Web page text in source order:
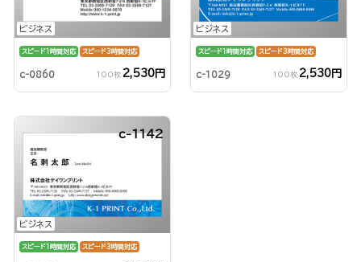
ビジネス
スピード1時間対応 スピード3時間対応
c-0860 100枚 2,530円
ビジネス
スピード1時間対応 スピード3時間対応
c-1029 100枚 2,530円
ビジネス
c-1142
スピード1時間対応 スピード3時間対応